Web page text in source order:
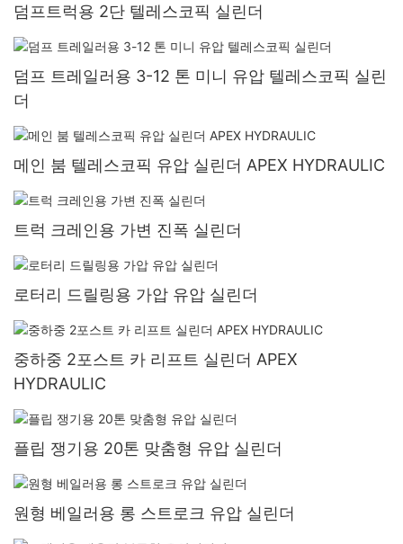
덤프트럭용 2단 텔레스코픽 실린더
덤프 트레일러용 3-12 톤 미니 유압 텔레스코픽 실린
더
메인 붐 텔레스코픽 유압 실린더 APEX HYDRAULIC
트럭 크레인용 가변 진폭 실린더
로터리 드릴링용 가압 유압 실린더
중하중 2포스트 카 리프트 실린더 APEX
HYDRAULIC
플립 쟁기용 20톤 맞춤형 유압 실린더
원형 베일러용 롱 스트로크 유압 실린더